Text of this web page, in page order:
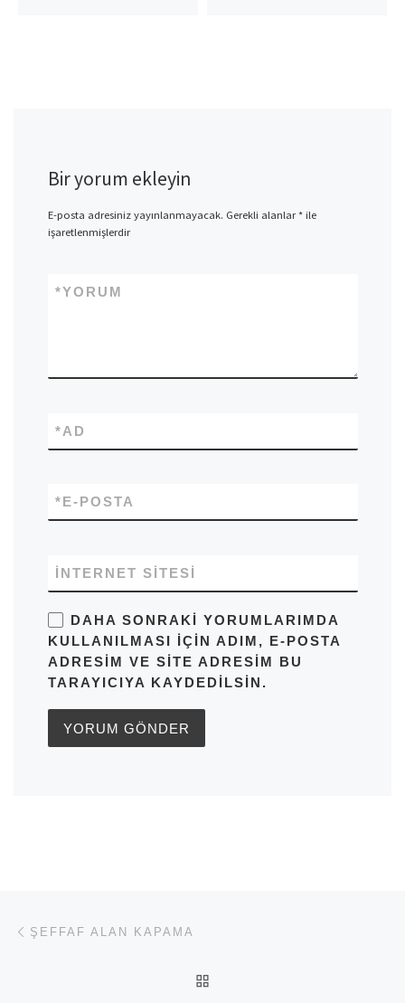
Bir yorum ekleyin
E-posta adresiniz yayınlanmayacak. Gerekli alanlar*ile
işaretlenmişlerdir
YORUM
*
AD
*
E-POSTA
*
İNTERNET SITESI
DAHA SONRAKI YORUMLARIMDA
KULLANILMASI IÇIN ADIM, E-POSTA
ADRESIM VE SITE ADRESIM BU
TARAYICIYA KAYDEDILSIN.
Yazı dolaşımı
ŞEFFAF ALAN KAPAMA